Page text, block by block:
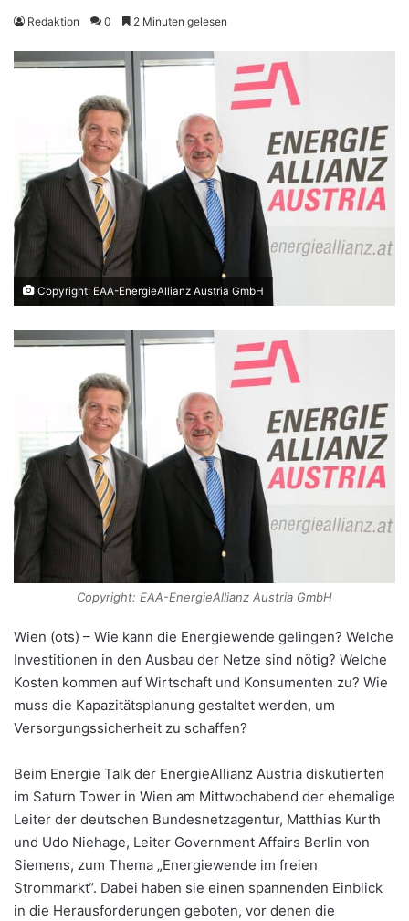
Redaktion 0 2 Minuten gelesen
Copyright: EAA-EnergieAllianz Austria GmbH
Copyright: EAA-EnergieAllianz Austria GmbH
Wien (ots) – Wie kann die Energiewende gelingen? Welche
Investitionen in den Ausbau der Netze sind nötig? Welche
Kosten kommen auf Wirtschaft und Konsumenten zu? Wie
muss die Kapazitätsplanung gestaltet werden, um
Versorgungssicherheit zu schaffen?
Beim Energie Talk der EnergieAllianz Austria diskutierten
im Saturn Tower in Wien am Mittwochabend der ehemalige
Leiter der deutschen Bundesnetzagentur, Matthias Kurth
und Udo Niehage, Leiter Government Affairs Berlin von
Siemens, zum Thema „Energiewende im freien
Strommarkt“. Dabei haben sie einen spannenden Einblick
in die Herausforderungen geboten, vor denen die